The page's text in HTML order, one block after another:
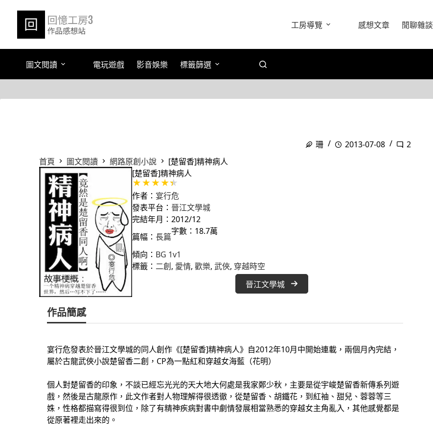
工房導覽 感想文章 閒聊雜談
圖文閱讀 電玩遊戲 影音娛樂 標籤篩選
珊 2013-07-08
2
首頁
圖文閱讀 網路原創小說
[楚留香]精神病人
[楚留香]精神病人
作者： 宴行危
發表平台： 晉江文學城
完結年月：2012/12
篇幅： 長篇
字數：18.7萬
傾向： BG 1v1
標籤： 二創 , 愛情, 歡樂, 武俠, 穿越時空
晉江文學城
作品簡感
宴行危發表於晉江文學城的同人創作《[楚留香]精神病人》自2012年10月中開始連載，兩個月內完結，
屬於古龍武俠小說楚留香二創，CP為一點紅和穿越女海藍（花明）
個人對楚留香的印象，不談已經忘光光的天大地大何處是我家鄭少秋，主要是從宇峻楚留香新傳系列遊
戲，然後是古龍原作，此文作者對人物理解得很透徹，從楚留香、胡鐵花，到紅袖、甜兒、蓉蓉等三
姝，性格都描寫得很到位，除了有精神疾病對書中劇情發展相當熟悉的穿越女主角亂入，其他感覺都是
從原著裡走出來的。